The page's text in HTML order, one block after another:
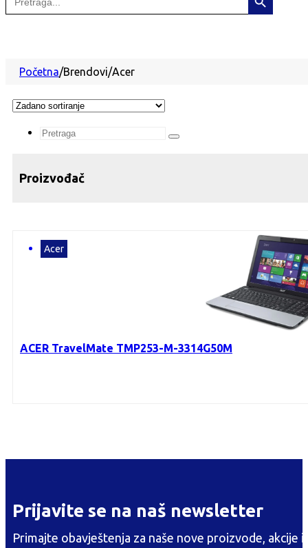
for:
Početna/Brendovi/Acer
Search
Proizvođač
ACER TravelMate TMP253-M-3314G50M
Acer
Prijavite se na naš newsletter
Primajte obavještenja za naše nove proizvode, akcije